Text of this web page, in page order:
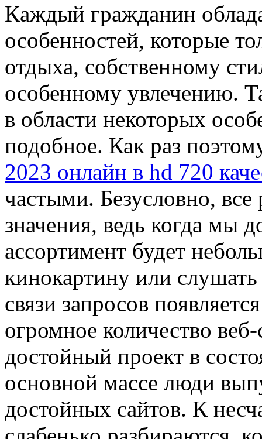
Кaждый грaждaнин
особенностей, которые
отдыха, собственному
особенному увлечению.
в области некоторых
подобное. Как раз
2023 онлайн в hd 720
частыми. Безусловно,
значения, ведь когда мы
ассортимент будет
кинокартину или
связи запросов
огромное количество
достойный проект в
основной массе люди
достойных сайтов. К